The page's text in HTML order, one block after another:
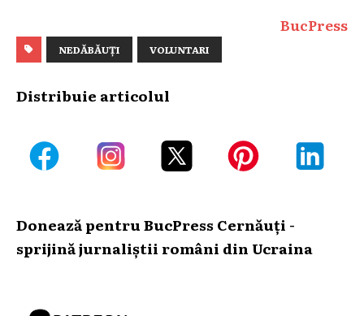
BucPress
NEDĂBĂUȚI VOLUNTARI
Distribuie articolul
Donează pentru BucPress Cernăuți -
sprijină jurnaliștii români din Ucraina